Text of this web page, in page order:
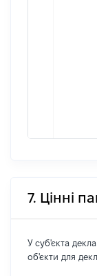
7. Цінні
У суб'єкта
об'єкти для